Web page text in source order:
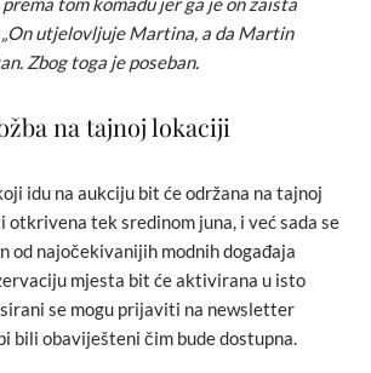
„On utjelovljuje Martina, a da Martin
Zbog toga je poseban.
na tajnoj lokaciji
idu na aukciju bit će održana na tajnoj
tek sredinom juna, i već sada se
od najočekivanijih modnih događaja
mjesta bit će aktivirana u isto
se mogu prijaviti na newsletter
bili obaviješteni čim bude dostupna.